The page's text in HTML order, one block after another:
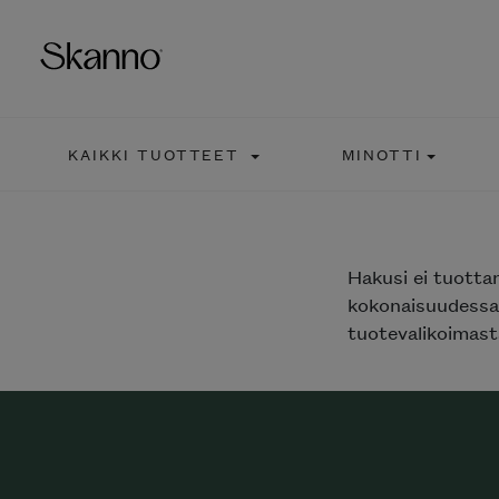
KAIKKI TUOTTEET MINOTTI
Hakusi ei